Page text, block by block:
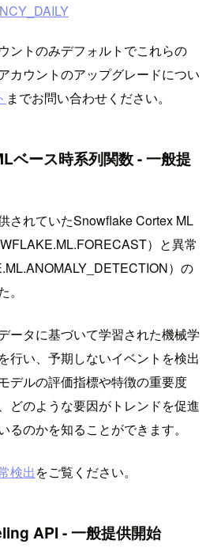
ントのみデフォルトでこれらの
カウントのアップグレードについ
までお問い合わせください。
ース時系列関数 - 一般提
されていたSnowflake Cortex ML
）と異常
）の
ータに基づいて学習された機械学
行い、予期しないイベントを検出
デルの評価指標や特徴の重要度
どのような要因がトレンドを促進
るのかを知ることができます。
検出をご覧ください。
API - 一般提供開始